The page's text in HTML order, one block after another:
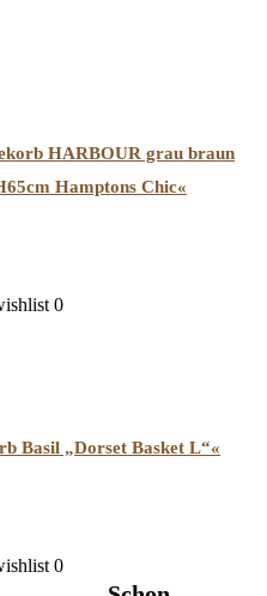
HARBOUR grau braun
Hamptons Chic«
0
Basil „Dorset Basket L“«
0